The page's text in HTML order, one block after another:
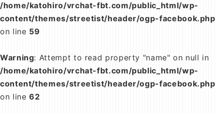
/home/katohiro/vrchat-fbt.com/public_html/wp-
content/themes/streetist/header/ogp-facebook.php
on line 59
Warning: Attempt to read property "name" on null in
/home/katohiro/vrchat-fbt.com/public_html/wp-
content/themes/streetist/header/ogp-facebook.php
on line62